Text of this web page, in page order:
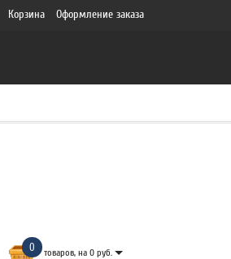
Корзина Оформление заказа
0 товаров, на 0 руб.